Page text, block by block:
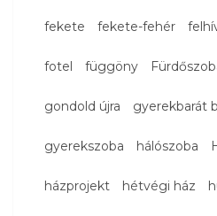
fekete fekete-fehér
fotel függöny
gondold újra gyerekbarát
gyerekszoba hálószoba
házprojekt hétvégi ház